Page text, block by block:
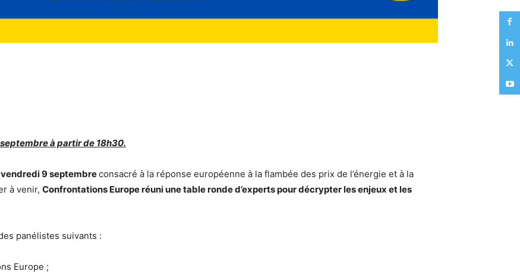
à partir de 18h30.
9 septembreconsacré à la réponse européenne à la flambée des prix de l’énergie et à la
à venir, Confrontations Europe réuni une table ronde d’experts pour décrypter les enjeux et les
panélistes suivants :
Europe ;